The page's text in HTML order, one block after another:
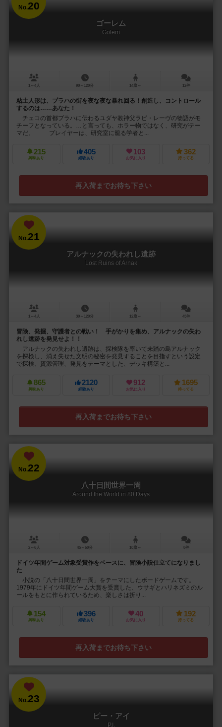
No.20
ゴーレム
Golem
1～4人 90～120分 14歳～ 12件
粘土人形は、プラハの街を夜な夜な暴れ回る！創造し、コントロール
するのは……あなた！
チェコの首都プラハに伝わるユダヤ教神父ラビ・レーヴの物語がモ
チーフとなっている。…と言っても、ホラー物ではなく、研究がテー
マだ。 プレイヤーは、研究室に籠る学者と...
215
興味あり
405
経験あり
103
お気に入り
362
持ってる
再入荷までお待ち下さい
No.21
アルナックの失われし遺跡
Lost Ruins of Arnak
1～4人 30～120分 12歳～ 43件
冒険、発掘、守護者との戦い！ 手がかりを集め、アルナックの失わ
れし遺跡を発見せよ！！
アルナックの失われし遺跡は、探検隊を率いて未踏の島アルナック
を探検し、消え失せた文明の秘密を発見することを目指すという設定
で探検、資源管理、発見をテーマとした、デッキ構築と...
865
興味あり
2120
経験あり
912
お気に入り
1695
持ってる
再入荷までお待ち下さい
No.22
八十日間世界一周
Around the World in 80 Days
2～6人 45～60分 10歳～ 8件
ドイツ年間ゲーム対象受賞作をベースに、冒険小説仕立てになりまし
た
小説の「八十日間世界一周」をテーマにしたボードゲームです。
1979年にドイツ年間ゲーム大賞を受賞した、ウサギとハリネズミのル
ールをもとに作られているため、楽しさは折り...
154
興味あり
396
経験あり
40
お気に入り
192
持ってる
再入荷までお待ち下さい
No.23
ピー・アイ
P.I.